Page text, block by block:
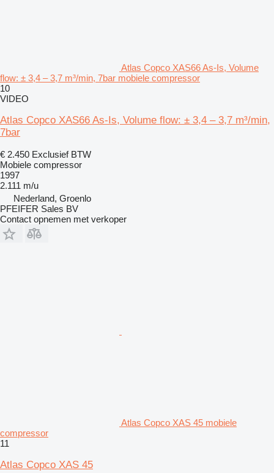
Atlas Copco XAS66 As-Is, Volume
flow: ± 3,4 – 3,7 m³/min, 7bar mobiele compressor
10
VIDEO
Atlas Copco XAS66 As-Is, Volume flow: ± 3,4 – 3,7 m³/min,
7bar
€ 2.450 Exclusief BTW
Mobiele compressor
1997
2.111 m/u
Nederland, Groenlo
PFEIFER Sales BV
Contact opnemen met verkoper
Atlas Copco XAS 45 mobiele
compressor
11
Atlas Copco XAS 45